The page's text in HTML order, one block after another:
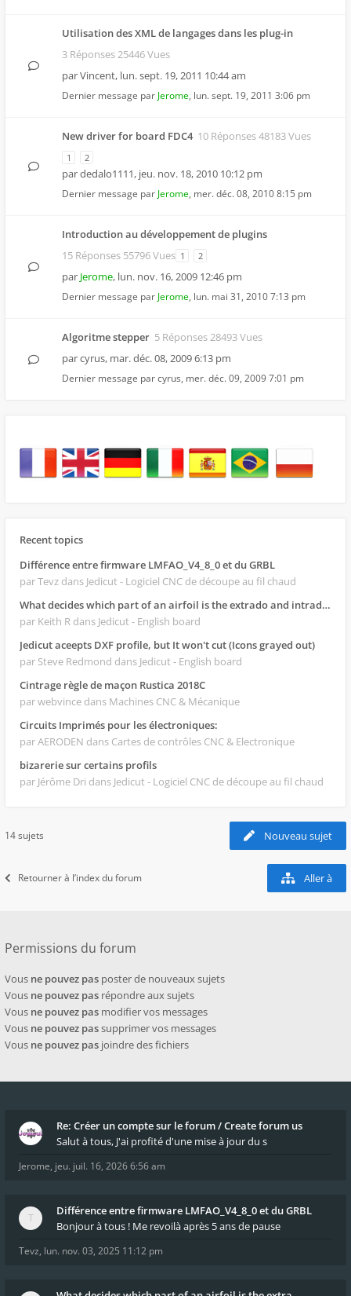
Utilisation des XML de langages dans les plug-in
3 Réponses 25446 Vues
parVincent, lun. sept. 19, 2011 10:44 am
Dernier message par Jerome, lun. sept. 19, 2011 3:06 pm
New driver for board FDC4 10 Réponses 48183 Vues
1 2
pardedalo1111, jeu. nov. 18, 2010 10:12 pm
Dernier message par Jerome, mer. déc. 08, 2010 8:15 pm
Introduction au développement de plugins
15 Réponses 55796 Vues 1 2
par Jerome, lun. nov. 16, 2009 12:46 pm
Dernier message par Jerome, lun. mai 31, 2010 7:13 pm
Algoritme stepper 5 Réponses 28493 Vues
parcyrus, mar. déc. 08, 2009 6:13 pm
Dernier message parcyrus, mer. déc. 09, 2009 7:01 pm
Recent topics
Différence entre firmware LMFAO_V4_8_0 et du GRBL
par Tevz dans Jedicut - Logiciel CNC de découpe au fil chaud
What decides which part of an airfoil is the extrado and intrado?
par Keith R dans Jedicut - English board
Jedicut aceepts DXF profile, but It won't cut (Icons grayed out)
par Steve Redmond dans Jedicut - English board
Cintrage règle de maçon Rustica 2018C
par webvince dans Machines CNC & Mécanique
Circuits Imprimés pour les électroniques:
par AERODEN dans Cartes de contrôles CNC & Electronique
bizarerie sur certains profils
par Jérôme Dri dans Jedicut - Logiciel CNC de découpe au fil chaud
Nouveau sujet
14 sujets
Retourner à l’index du forum Aller à
Permissions du forum
Vous ne pouvez pas poster de nouveaux sujets
Vous ne pouvez pas répondre aux sujets
Vous ne pouvez pas modifier vos messages
Vous ne pouvez passupprimer vos messages
Vous ne pouvez pas joindre des fichiers
Re: Créer un compte sur le forum / Create forum us
Salut à tous, J'ai profité d'une mise à jour du s
Jerome, jeu. juil. 16, 2026 6:56 am
Différence entre firmware LMFAO_V4_8_0 et du GRBL
Bonjour à tous ! Me revoilà après 5 ans de pause
Tevz, lun. nov. 03, 2025 11:12 pm